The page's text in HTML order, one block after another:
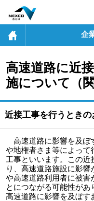
企
高速道路に近
施について （
近接工事を行うときの
高速道路に影響を及ぼ
や地権者さま等によって
工事といいます。この近
り、高速道路施設に影
や高速道路利用者に被害
とにつながる可能性が
高速道路に影響を及ぼす